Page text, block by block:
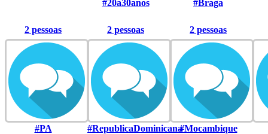
#20a30anos #Braga
2 pessoas
#PA
2 pessoas
#RepublicaDominicana
2 pessoas
#Mocambique